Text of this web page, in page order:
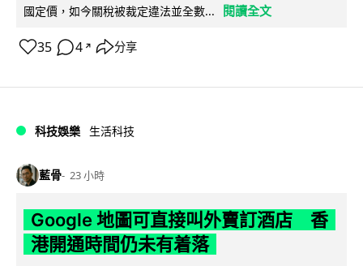
國定價，如今關稅被裁定違法並全數...
閱讀全文
35 4 ↗ 分享
科技娛樂 生活科技
藍骨 23 小時
Google 地圖可直接叫外賣訂酒店 香
港開通時間仍未有着落